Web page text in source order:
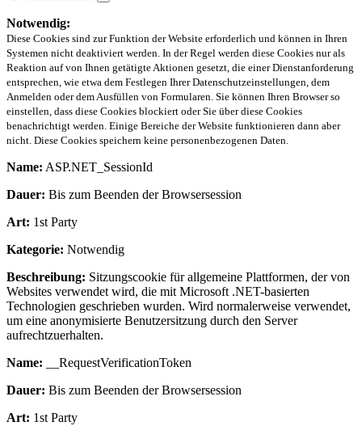
Notwendig:
Diese Cookies sind zur Funktion der Website erforderlich und können in Ihren
Systemen nicht deaktiviert werden. In der Regel werden diese Cookies nur als
Reaktion auf von Ihnen getätigte Aktionen gesetzt, die einer Dienstanforderung
entsprechen, wie etwa dem Festlegen Ihrer Datenschutzeinstellungen, dem
Anmelden oder dem Ausfüllen von Formularen. Sie können Ihren Browser so
einstellen, dass diese Cookies blockiert oder Sie über diese Cookies
benachrichtigt werden. Einige Bereiche der Website funktionieren dann aber
nicht. Diese Cookies speichern keine personenbezogenen Daten.
Name: ASP.NET_SessionId
Dauer: Bis zum Beenden der Browsersession
Art: 1st Party
Kategorie: Notwendig
Beschreibung: Sitzungscookie für allgemeine Plattformen, der von
Websites verwendet wird, die mit Microsoft .NET-basierten
Technologien geschrieben wurden. Wird normalerweise verwendet,
um eine anonymisierte Benutzersitzung durch den Server
aufrechtzuerhalten.
Name: __RequestVerificationToken
Dauer: Bis zum Beenden der Browsersession
Art: 1st Party